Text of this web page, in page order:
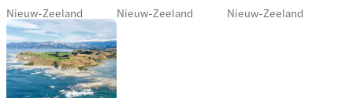
Nieuw-Zeeland Nieuw-Zeeland Nieuw-Zeeland